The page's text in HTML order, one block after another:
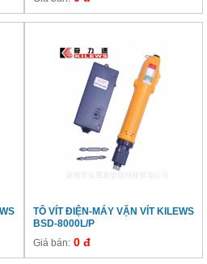
TÔ VÍT ĐIỆN-MÁY VẶN VÍT KILEWS
BSD-8000L/P
Giá bán:0 đ